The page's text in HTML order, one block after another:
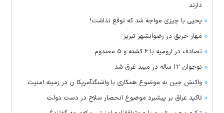
دارند
یحیی با چیزی مواجه شد که توقع نداشت!
مهار حریق در رضوانشهر تبریز
تصادف در ارومیه با ۶ کشته و ۵ مصدوم
نوجوان ۱۲ ساله در میبد غرق شد
واکنش چین به موضوع همکاری با واشنگتآمریکا ن در زمینه امنیت
تاکید عراق بر پیشبرد موضوع انحصار سلاح در دست دولت